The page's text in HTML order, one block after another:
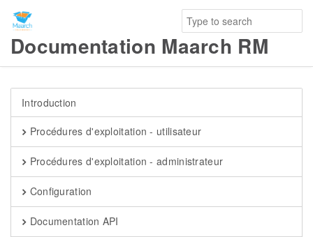
Documentation Maarch RM
Introduction
Procédures d'exploitation - utilisateur
Procédures d'exploitation - administrateur
Configuration
Documentation API